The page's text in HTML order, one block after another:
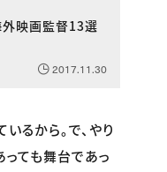
外映画監督13選
2017.11.30
るから。で、やり
ても舞台であっ